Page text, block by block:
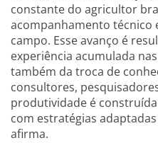
constante do agricultor
acompanhamento técnico
campo. Esse avanço é
experiência acumulada
também da troca de
consultores,
produtividade é
com estratégias
afirma.